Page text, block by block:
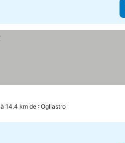
14.4 km de : Ogliastro